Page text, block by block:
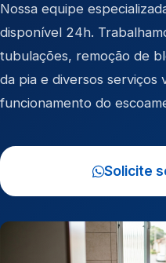
Nossa equipe
disponível 24h.
tubulações, remoção de
da pia e diversos serviços
funcionamento do
Solicite